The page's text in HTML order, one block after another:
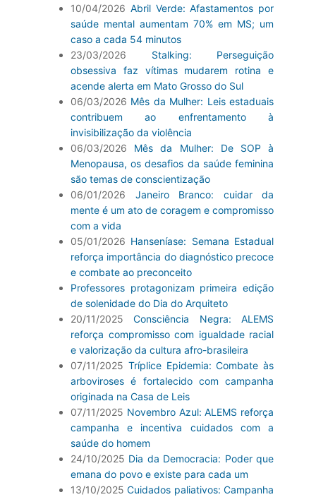
10/04/2026 Abril Verde: Afastamentos por
saúde mental aumentam 70% em MS; um
caso a cada 54 minutos
23/03/2026 Stalking: Perseguição
obsessiva faz vítimas mudarem rotina e
acende alerta em Mato Grosso do Sul
06/03/2026 Mês da Mulher: Leis estaduais
contribuem ao enfrentamento à
invisibilização da violência
06/03/2026 Mês da Mulher: De SOP à
Menopausa, os desafios da saúde feminina
são temas de conscientização
06/01/2026 Janeiro Branco: cuidar da
mente é um ato de coragem e compromisso
com a vida
05/01/2026 Hanseníase: Semana Estadual
reforça importância do diagnóstico precoce
e combate ao preconceito
Professores protagonizam primeira edição
de solenidade do Dia do Arquiteto
20/11/2025Consciência Negra: ALEMS
reforça compromisso com igualdade racial
e valorização da cultura afro-brasileira
07/11/2025 Tríplice Epidemia: Combate às
arboviroses é fortalecido com campanha
originada na Casa de Leis
07/11/2025 Novembro Azul: ALEMS reforça
campanha e incentiva cuidados com a
saúde do homem
24/10/2025 Dia da Democracia: Poder que
emana do povo e existe para cada um
13/10/2025Cuidados paliativos: Campanha